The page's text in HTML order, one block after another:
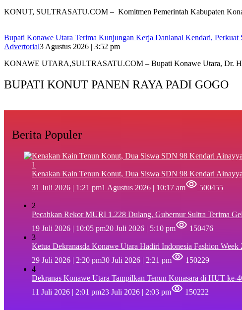
‎KONUT, SULTRASATU.COM – Komitmen Pemerintah Kabupaten
Bupati Konawe Utara Terima Kunjungan Kerja Danlanal Kendari,
Advertorial3 Agustus 2026 | 3:52 pm
‎KONAWE UTARA,SULTRASATU.COM – Bupati Konawe Utara, Dr.
BUPATI KONUT PANEN RAYA PADI GOGO
Berita Populer
1
‎Kenakan Kain Tenun Konut, Dua Siswa SDN 98 Kendari
31 Juli 2026 | 1:21 pm1 Agustus 2026 | 10:17 am 500455
2
Pecahkan Rekor MURI 1.228 Dulang, Gubernur Sultra Terima
19 Juli 2026 | 10:05 pm20 Juli 2026 | 5:10 pm
150476
3
Ketua Dekranasda Konawe Utara Hadiri Indonesia Fashion Week
29 Juli 2026 | 2:20 pm30 Juli 2026 | 2:21 pm
150229
4
Dekranas Konawe Utara Tampilkan Tenun Konasara di HUT ke-
11 Juli 2026 | 2:01 pm23 Juli 2026 | 2:03 pm 150222